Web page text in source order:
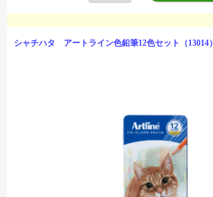
シャチハタ アートライン色鉛筆12色セット（13014）